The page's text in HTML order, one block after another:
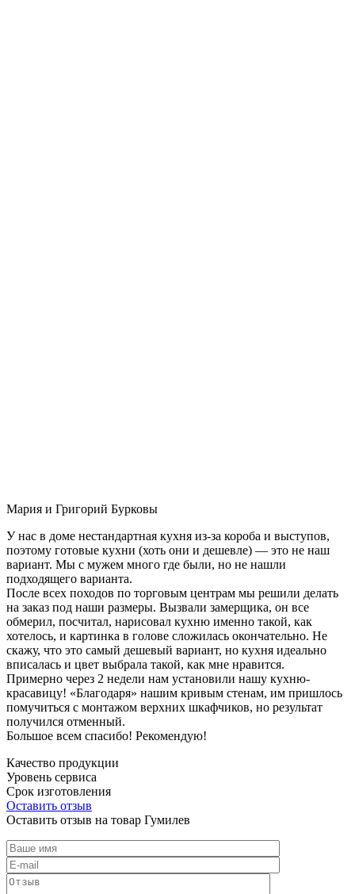
Мария и Григорий Бурковы
У нас в доме нестандартная кухня из-за короба и выступов,
поэтому готовые кухни (хоть они и дешевле) — это не наш
вариант. Мы с мужем много где были, но не нашли
подходящего варианта.
После всех походов по торговым центрам мы решили делать
на заказ под наши размеры. Вызвали замерщика, он все
обмерил, посчитал, нарисовал кухню именно такой, как
хотелось, и картинка в голове сложилась окончательно. Не
скажу, что это самый дешевый вариант, но кухня идеально
вписалась и цвет выбрала такой, как мне нравится.
Примерно через 2 недели нам установили нашу кухню-
красавицу! «Благодаря» нашим кривым стенам, им пришлось
помучиться с монтажом верхних шкафчиков, но результат
получился отменный.
Большое всем спасибо! Рекомендую!
Качество продукции
Уровень сервиса
Срок изготовления
Оставить отзыв
Оставить отзыв на товар Гумилев